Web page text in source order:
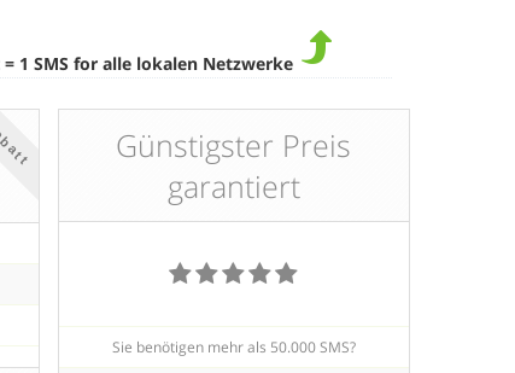
1 SMS for alle lokalen Netzwerke
Günstigster Preis
garantiert
Sie benötigen mehr als 50.000 SMS?